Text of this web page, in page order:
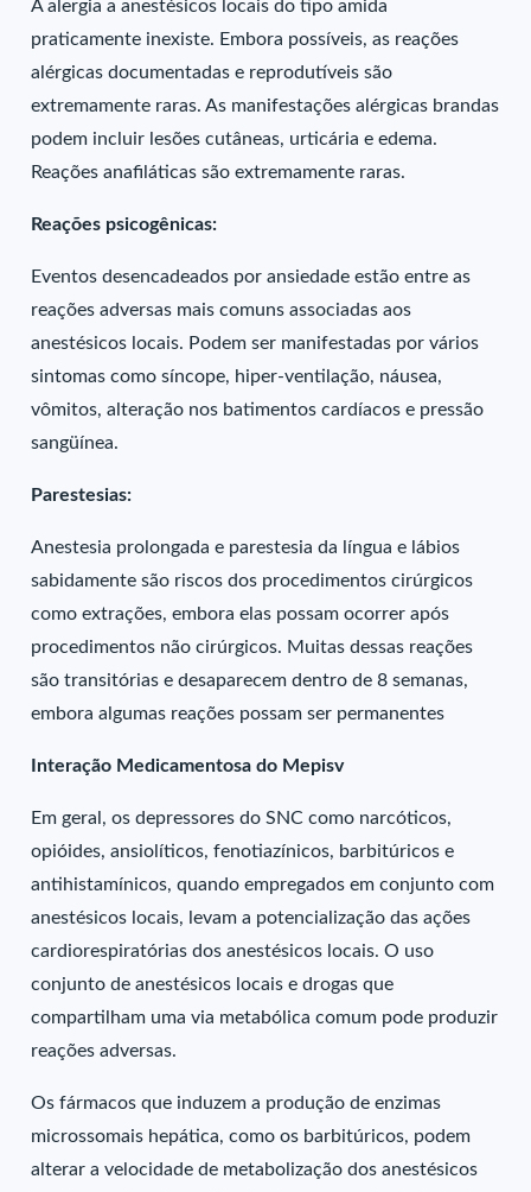
A alergia a anestésicos locais do tipo amida
praticamente inexiste. Embora possíveis, as reações
alérgicas documentadas e reprodutíveis são
extremamente raras. As manifestações alérgicas brandas
podem incluir lesões cutâneas, urticária e edema.
Reações anafiláticas são extremamente raras.
Reações psicogênicas:
Eventos desencadeados por ansiedade estão entre as
reações adversas mais comuns associadas aos
anestésicos locais. Podem ser manifestadas por vários
sintomas como síncope, hiper-ventilação, náusea,
vômitos, alteração nos batimentos cardíacos e pressão
sangüínea.
Parestesias:
Anestesia prolongada e parestesia da língua e lábios
sabidamente são riscos dos procedimentos cirúrgicos
como extrações, embora elas possam ocorrer após
procedimentos não cirúrgicos. Muitas dessas reações
são transitórias e desaparecem dentro de 8 semanas,
embora algumas reações possam ser permanentes
Interação Medicamentosa do Mepisv
Em geral, os depressores do SNC como narcóticos,
opióides, ansiolíticos, fenotiazínicos, barbitúricos e
antihistamínicos, quando empregados em conjunto com
anestésicos locais, levam a potencialização das ações
cardiorespiratórias dos anestésicos locais. O uso
conjunto de anestésicos locais e drogas que
compartilham uma via metabólica comum pode produzir
reações adversas.
Os fármacos que induzem a produção de enzimas
microssomais hepática, como os barbitúricos, podem
alterar a velocidade de metabolização dos anestésicos